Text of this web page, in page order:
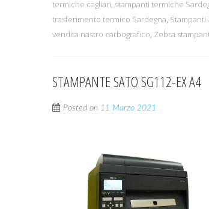
termiche cagliari stampanti termiche
trasferimento termico Sardegna Stampanti
vendita nastro carbografico Zebra
STAMPANTE SATO SG112-EX A4
Posted on 11 Marzo 2021